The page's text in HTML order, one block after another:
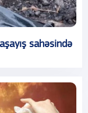
sahəsində